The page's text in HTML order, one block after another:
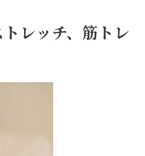
レッチ、筋トレ